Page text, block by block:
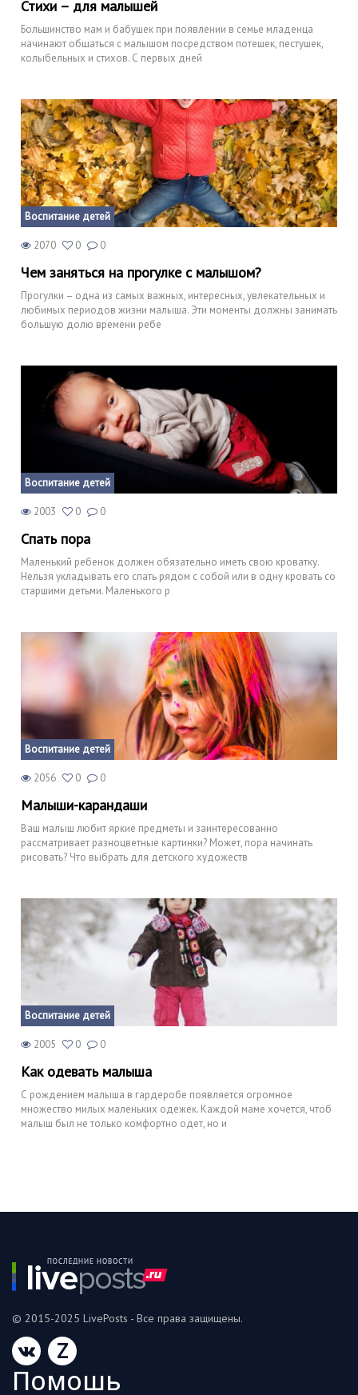
Стихи – для малышей
Большинство мам и бабушек при появлении в семье младенца
начинают общаться с малышом посредством потешек, пестушек,
колыбельных и стихов. С первых дней
Воспитание детей
2070 0 0
Чем заняться на прогулке с малышом?
Прогулки – одна из самых важных, интересных, увлекательных и
любимых периодов жизни малыша. Эти моменты должны занимать
большую долю времени ребе
Воспитание детей
2003 0 0
Спать пора
Маленький ребенок должен обязательно иметь свою кроватку.
Нельзя укладывать его спать рядом с собой или в одну кровать со
старшими детьми. Маленького р
Воспитание детей
2056 0 0
Малыши-карандаши
Ваш малыш любит яркие предметы и заинтересованно
рассматривает разноцветные картинки? Может, пора начинать
рисовать? Что выбрать для детского художеств
Воспитание детей
2005 0 0
Как одевать малыша
С рождением малыша в гардеробе появляется огромное
множество милых маленьких одежек. Каждой маме хочется, чтоб
малыш был не только комфортно одет, но и
© 2015-2025 LivePosts - Все права защищены.
Z
Помошь